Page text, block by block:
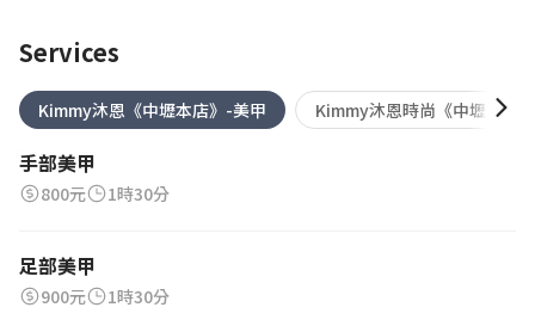
Services
Kimmy沐恩《中壢本店》-美甲 Kimmy沐恩時尚《中壢本店
手部美甲
800元 1時30分
足部美甲
900元 1時30分